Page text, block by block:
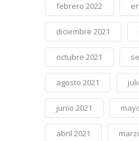
febrero 2022
diciembre 2021
octubre 2021
agosto 2021
junio 2021
abril 2021